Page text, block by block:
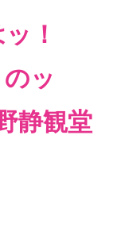
！
ッ
静観堂